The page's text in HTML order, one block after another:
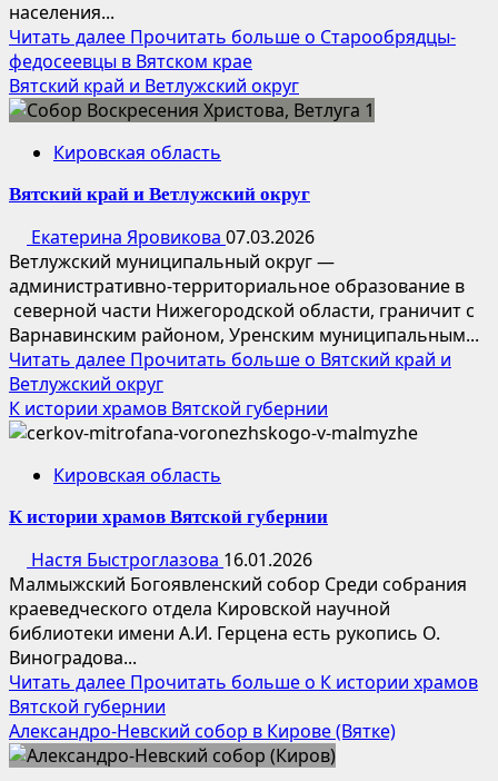
населения...
Читать далее Прочитать больше о Старообрядцы-
федосеевцы в Вятском крае
Вятский край и Ветлужский округ
Кировская область
Вятский край и Ветлужский округ
Екатерина Яровикова 07.03.2026
Ветлужский муниципальный округ —
административно-территориальное образование в
северной части Нижегородской области, граничит с
Варнавинским районом, Уренским муниципальным...
Читать далее Прочитать больше о Вятский край и
Ветлужский округ
К истории храмов Вятской губернии
Кировская область
К истории храмов Вятской губернии
Настя Быстроглазова 16.01.2026
Малмыжский Богоявленский собор Среди собрания
краеведческого отдела Кировской научной
библиотеки имени А.И. Герцена есть рукопись О.
Виноградова...
Читать далее Прочитать больше о К истории храмов
Вятской губернии
Александро-Невский собор в Кирове (Вятке)